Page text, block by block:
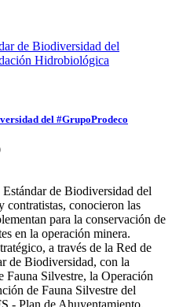
del #GrupoProdeco
de Biodiversidad del
contratistas, conocieron las
para la conservación de
en la operación minera.
a través de la Red de
de Biodiversidad, con la
Fauna Silvestre, la Operación
de Fauna Silvestre del
- Plan de Ahuyentamiento,